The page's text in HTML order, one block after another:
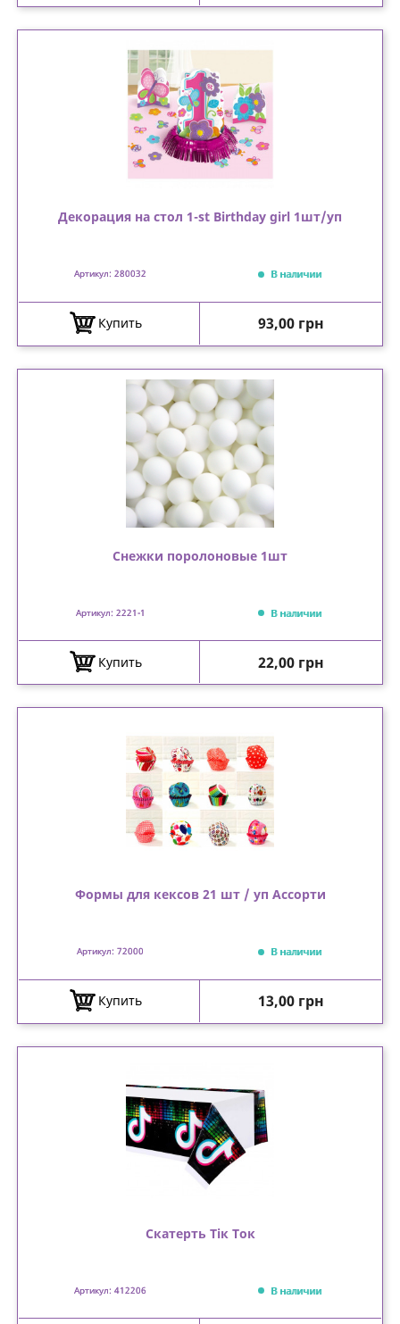
Декорация на стол 1-st Birthday girl 1шт/уп
Артикул: 280032 В наличии
Купить Цена
93,00 грн
Снежки поролоновые 1шт
Артикул: 2221-1 В наличии
Купить Цена
22,00 грн
Формы для кексов 21 шт / уп Ассорти
Артикул: 72000 В наличии
Купить Цена
13,00 грн
Скатерть Тік Ток
Артикул: 412206 В наличии